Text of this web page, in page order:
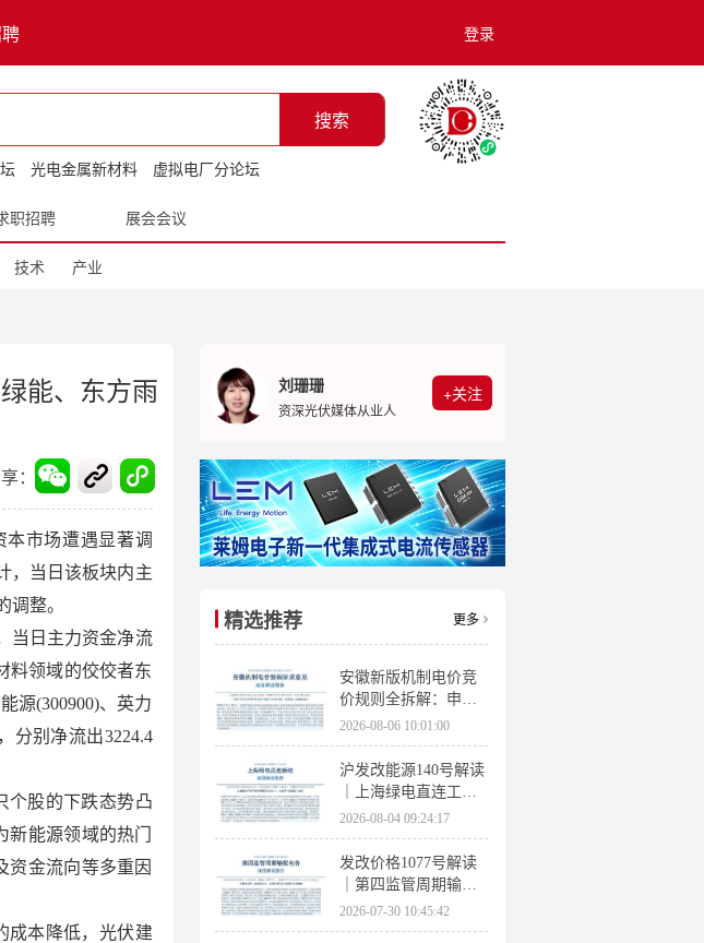
登录
搜索
光电金属新材料 虚拟电厂分论坛
职招聘 展会会议
技术 产业
能、东方雨
：
市场遭遇显著调
，当日该板块内主
调整。
当日主力资金净流
料领域的佼佼者东
源(300900)、英力
分别净流出3224.4
个股的下跌态势凸
能源领域的热门
资金流向等多重因
成本降低，光伏建
刘珊珊
资深光伏媒体从业人
+关注
精选推荐 更多
安徽新版机制电价竞
价规则全拆解：申报
条件、保函罚则、出
清机制、聚合商门槛
2026-08-06 10:01:00
沪发改能源140号解读
｜上海绿电直连工作
方案 申报条件、源荷
指标、场景优先级全
梳理
2026-08-04 09:24:17
发改价格1077号解读
｜第四监管周期输配
电价落地 电量电价下
调容量电价上调
2026-07-30 10:45:42